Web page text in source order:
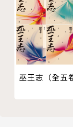
曾連獲兩屆金曲
金鼎獎推薦優良
章新詩獎、中國
度詩獎、榮後台
巫王志（全五